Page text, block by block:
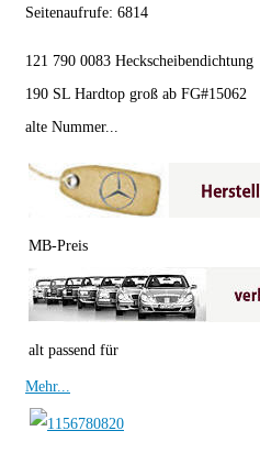
Seitenaufrufe: 6814
121 790 0083 Heckscheibendichtung
190 SL Hardtop groß ab FG#15062
alte Nummer...
MB-Preis
alt passend für
Mehr...